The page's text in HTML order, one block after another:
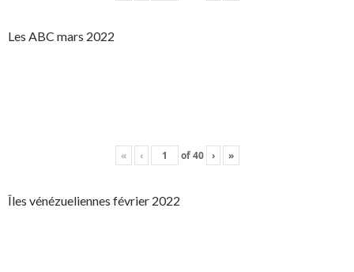
Les ABC mars 2022
« ‹ of40 › »
Îles vénézueliennes février 2022